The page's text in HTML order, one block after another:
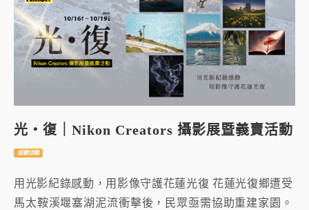
光・復｜Nikon Creators 攝影展暨義賣活動
促銷活動
用光影紀錄感動，用影像守護花蓮光復 花蓮光復鄉遭受
馬太鞍溪堰塞湖泥流衝擊後，民眾亟需協助重建家園。